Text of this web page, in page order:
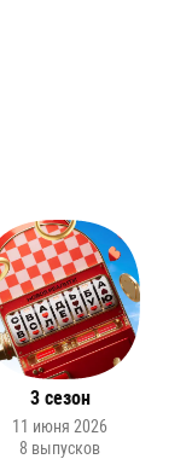
3 сезон
11 июня 2026
8 выпусков